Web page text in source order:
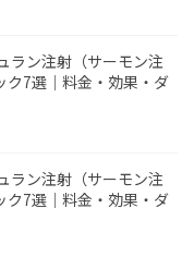
ラン注射（サーモン注
7選｜料金・効果・ダ
ラン注射（サーモン注
7選｜料金・効果・ダ